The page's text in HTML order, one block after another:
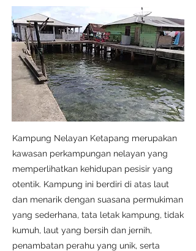
Kampung Nelayan Ketapang merupakan
kawasan perkampungan nelayan yang
memperlihatkan kehidupan pesisir yang
otentik. Kampung ini berdiri di atas laut
dan menarik dengan suasana permukiman
yang sederhana, tata letak kampung, tidak
kumuh, laut yang bersih dan jernih,
penambatan perahu yang unik, serta